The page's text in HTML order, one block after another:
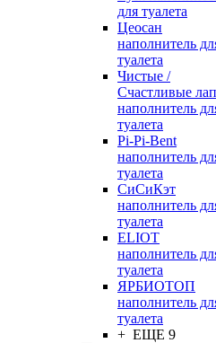
для туалета
Цеосан
наполнитель
туалета
Чистые /
Счастливые
наполнитель
туалета
Pi-Pi-Bent
наполнитель
туалета
СиСиКэт
наполнитель
туалета
ELIOT
наполнитель
туалета
ЯРБИОТОП
наполнитель
туалета
+ ЕЩЕ 9